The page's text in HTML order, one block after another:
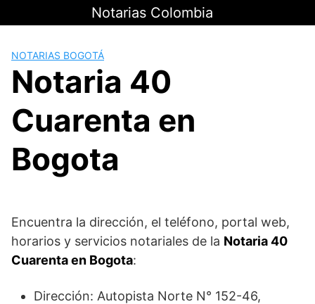
al
Notarias Colombia
NOTARIAS BOGOTÁ
Notaria 40
Cuarenta en
Bogota
Encuentra la dirección, el teléfono, portal web,
horarios y servicios notariales de la Notaria 40
Cuarenta en Bogota:
Dirección: Autopista Norte N° 152-46,